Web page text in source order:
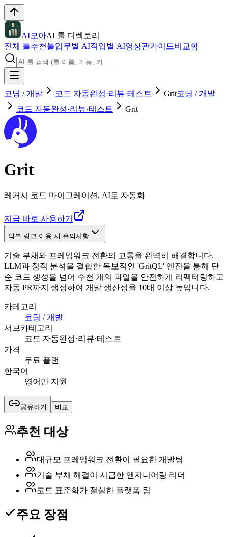
AI모아AI 툴 디렉토리
전체 툴추천툴업무별 AI직업별 AI영상관가이드비교함
코딩 / 개발 코드 자동완성·리뷰·테스트 Grit코딩 / 개발
코드 자동완성·리뷰·테스트
Grit
Grit
레거시 코드 마이그레이션, AI로 자동화
지금 바로 사용하기
외부 링크 이용 시 유의사항
기술 부채와 프레임워크 전환의 고통을 완벽히 해결합니다.
LLM과 정적 분석을 결합한 독보적인 'GritQL' 엔진을 통해 단
순 코드 생성을 넘어 수천 개의 파일을 안전하게 리팩터링하고
자동 PR까지 생성하여 개발 생산성을 10배 이상 높입니다.
카테고리
코딩 / 개발
서브카테고리
코드 자동완성·리뷰·테스트
가격
무료 플랜
한국어
영어만 지원
공유하기 비교
추천 대상
대규모 프레임워크 전환이 필요한 개발팀
기술 부채 해결이 시급한 엔지니어링 리더
코드 표준화가 절실한 플랫폼 팀
주요 장점